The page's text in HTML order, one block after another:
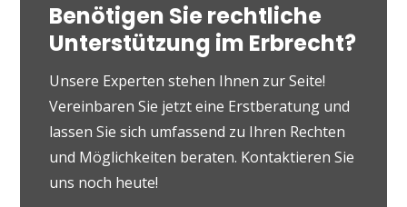
Benötigen Sie rechtliche
Unterstützung im Erbrecht?
Unsere Experten stehen Ihnen zur Seite!
Vereinbaren Sie jetzt eine Erstberatung und
lassen Sie sich umfassend zu Ihren Rechten
und Möglichkeiten beraten. Kontaktieren Sie
uns noch heute!